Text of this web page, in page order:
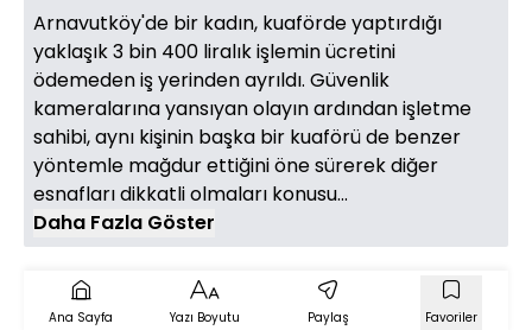
Arnavutköy'de bir kadın, kuaförde yaptırdığı
yaklaşık 3 bin 400 liralık işlemin ücretini
ödemeden iş yerinden ayrıldı. Güvenlik
kameralarına yansıyan olayın ardından işletme
sahibi, aynı kişinin başka bir kuaförü de benzer
yöntemle mağdur ettiğini öne sürerek diğer
esnafları dikkatli olmaları konusu...
Daha Fazla Göster
Ana Sayfa Yazı Boyutu Paylaş Favoriler